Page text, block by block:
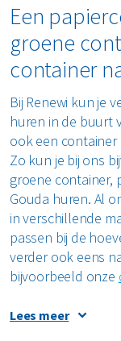
Een
groene
container
Bij Renewi kun je
huren in de buurt
ook een
Zo kun je bij ons
groene container,
Gouda huren. Al
in verschillende
passen bij de
verder ook eens
bijvoorbeeld onze
Lees meer